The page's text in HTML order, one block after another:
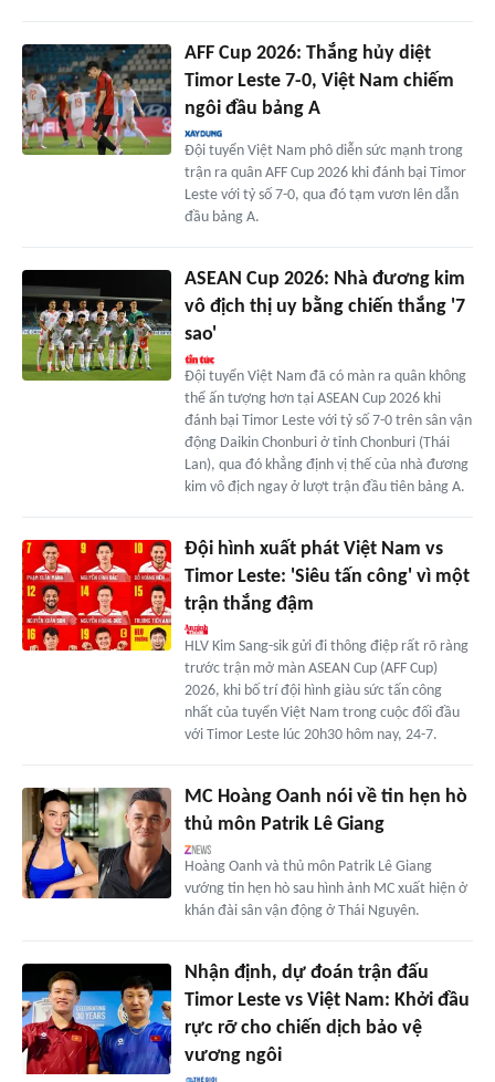
AFF Cup 2026: Thắng hủy diệt
Timor Leste 7-0, Việt Nam chiếm
ngôi đầu bảng A
Đội tuyển Việt Nam phô diễn sức mạnh trong
trận ra quân AFF Cup 2026 khi đánh bại Timor
Leste với tỷ số 7-0, qua đó tạm vươn lên dẫn
đầu bảng A.
ASEAN Cup 2026: Nhà đương kim
vô địch thị uy bằng chiến thắng '7
sao'
Đội tuyển Việt Nam đã có màn ra quân không
thể ấn tượng hơn tại ASEAN Cup 2026 khi
đánh bại Timor Leste với tỷ số 7-0 trên sân vận
động Daikin Chonburi ở tỉnh Chonburi (Thái
Lan), qua đó khẳng định vị thế của nhà đương
kim vô địch ngay ở lượt trận đầu tiên bảng A.
Đội hình xuất phát Việt Nam vs
Timor Leste: 'Siêu tấn công' vì một
trận thắng đậm
HLV Kim Sang-sik gửi đi thông điệp rất rõ ràng
trước trận mở màn ASEAN Cup (AFF Cup)
2026, khi bố trí đội hình giàu sức tấn công
nhất của tuyển Việt Nam trong cuộc đối đầu
với Timor Leste lúc 20h30 hôm nay, 24-7.
MC Hoàng Oanh nói về tin hẹn hò
thủ môn Patrik Lê Giang
Hoàng Oanh và thủ môn Patrik Lê Giang
vướng tin hẹn hò sau hình ảnh MC xuất hiện ở
khán đài sân vận động ở Thái Nguyên.
Nhận định, dự đoán trận đấu
Timor Leste vs Việt Nam: Khởi đầu
rực rỡ cho chiến dịch bảo vệ
vương ngôi